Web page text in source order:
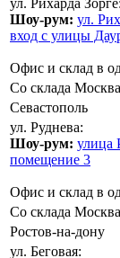
ул. Рихарда Зорге:
Шоу-рум: ул.
вход с улицы
Офис и склад в
Со склада
Севастополь
ул. Руднева:
Шоу-рум: улица
помещение 3
Офис и склад в
Со склада
Ростов-на-дону
ул. Беговая: